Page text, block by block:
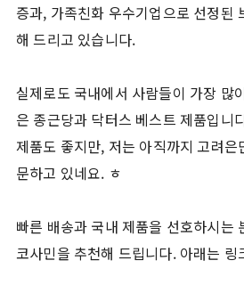
증과, 가족친화 우수기업으로 선정된
해 드리고 있습니다.
실제로도 국내에서 사람들이 가장 많
은 종근당과 닥터스 베스트 제품입니
제품도 좋지만, 저는 아직까지 고려은
문하고 있네요. ㅎ
빠른 배송과 국내 제품을 선호하시는
코사민을 추천해 드립니다. 아래는 링